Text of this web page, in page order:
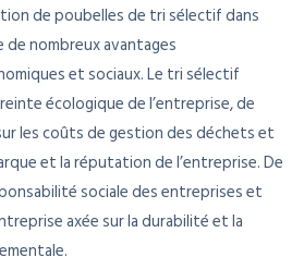
de poubelles de tri sélectif dans
nombreux avantages
et sociaux. Le tri sélectif
écologique de l’entreprise, de
les coûts de gestion des déchets et
et la réputation de l’entreprise. De
sociale des entreprises et
axée sur la durabilité et la